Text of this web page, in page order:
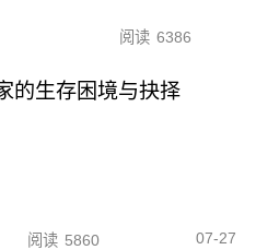
阅读 6386
的生存困境与抉择
阅读 5860 07-27